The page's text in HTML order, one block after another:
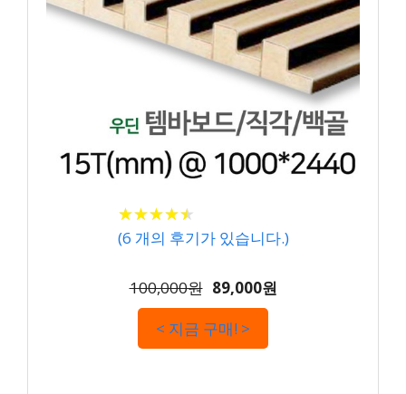
★★★★★
★★★★★
(6 개의 후기가 있습니다.)
100,000원 89,000원
< 지금 구매! >